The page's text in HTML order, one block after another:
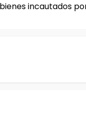
incautados